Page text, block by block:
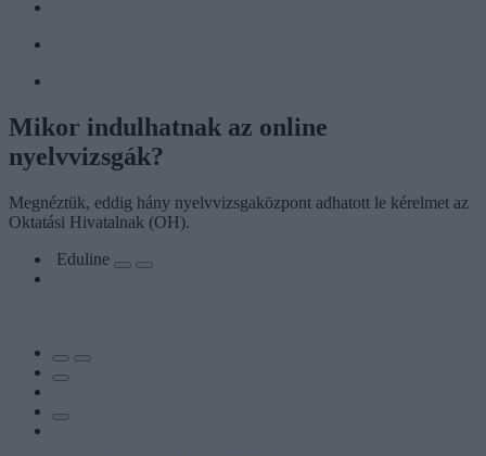
Mikor indulhatnak az online
nyelvvizsgák?
Megnéztük, eddig hány nyelvvizsgaközpont adhatott le kérelmet az
Oktatási Hivatalnak (OH).
Eduline